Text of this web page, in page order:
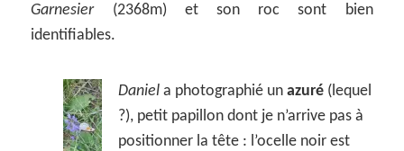
Garnesier(2368m) et son roc sont bien
identifiables.
Daniel a photographié unazuré (lequel
?), petit papillon dont je n’arrive pas à
positionner la tête : l’ocelle noir est